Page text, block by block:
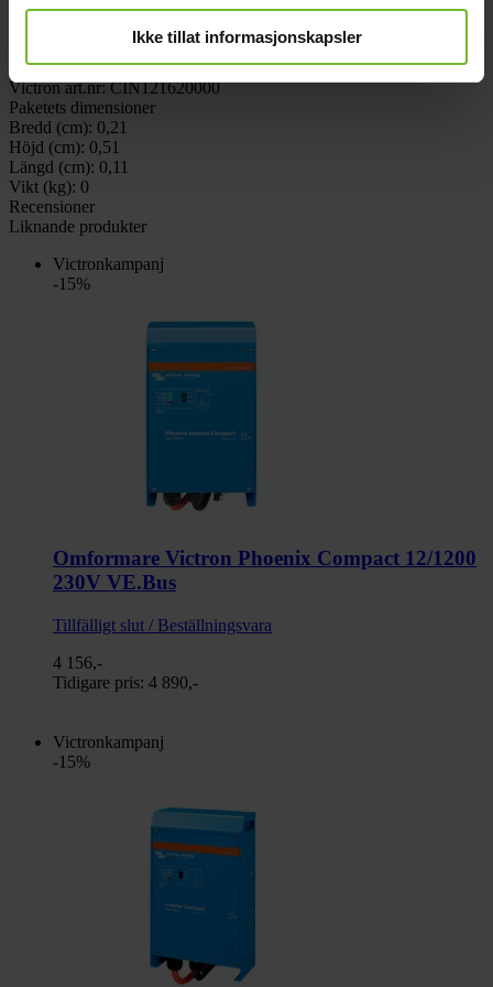
Ikke tillat informasjonskapsler
Spänning ut:230V
9,5-17V
Egenförbrukning:8 watt
Varumärke:Victron Energy
Victron art.nr:CIN121620000
Paketets dimensioner
Bredd (cm): 0,21
Höjd (cm): 0,51
Längd (cm): 0,11
Vikt (kg): 0
Recensioner
Liknande produkter
Victronkampanj
-15%
Omformare Victron Phoenix Compact 12/1200
230V VE.Bus
Tillfälligt slut / Beställningsvara
4 156,-
Tidigare pris: 4 890,-
Victronkampanj
-15%